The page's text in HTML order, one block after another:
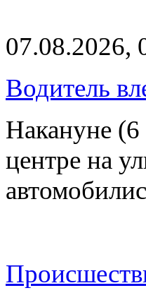
07.08.2026,
Водитель
Накануне (6
центре на